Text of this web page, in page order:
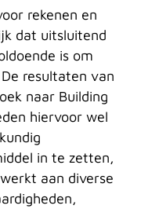
rekenen en
dat uitsluitend
is om
resultaten van
naar Building
hiervoor wel
in te zetten,
aan diverse